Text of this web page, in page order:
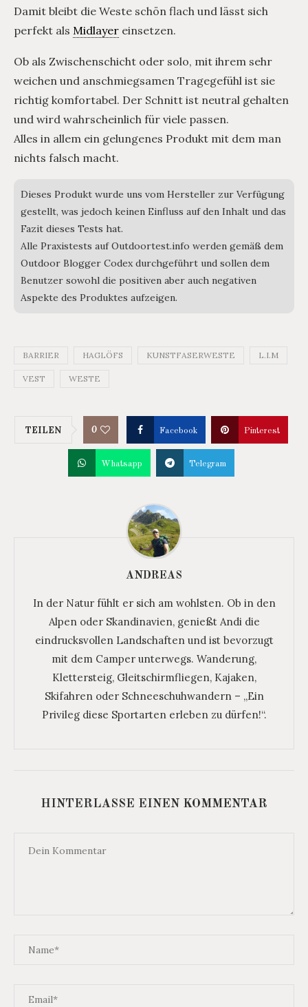
Damit bleibt die Weste schön flach und lässt sich
perfekt als Midlayer einsetzen.
Ob als Zwischenschicht oder solo, mit ihrem sehr
weichen und anschmiegsamen Tragegefühl ist sie
richtig komfortabel. Der Schnitt ist neutral gehalten
und wird wahrscheinlich für viele passen.
Alles in allem ein gelungenes Produkt mit dem man
nichts falsch macht.
Dieses Produkt wurde uns vom Hersteller zur Verfügung
gestellt, was jedoch keinen Einfluss auf den Inhalt und das
Fazit dieses Tests hat.
Alle Praxistests auf Outdoortest.info werden gemäß dem
Outdoor Blogger Codex durchgeführt und sollen dem
Benutzer sowohl die positiven aber auch negativen
Aspekte des Produktes aufzeigen.
BARRIER HAGLÖFS KUNSTFASERWESTE L.I.M
VEST WESTE
TEILEN 0 Facebook Pinterest
Whatsapp Telegram
ANDREAS
In der Natur fühlt er sich am wohlsten. Ob in den
Alpen oder Skandinavien, genießt Andi die
eindrucksvollen Landschaften und ist bevorzugt
mit dem Camper unterwegs. Wanderung,
Klettersteig, Gleitschirmfliegen, Kajaken,
Skifahren oder Schneeschuhwandern – „Ein
Privileg diese Sportarten erleben zu dürfen!“.
HINTERLASSE EINEN KOMMENTAR